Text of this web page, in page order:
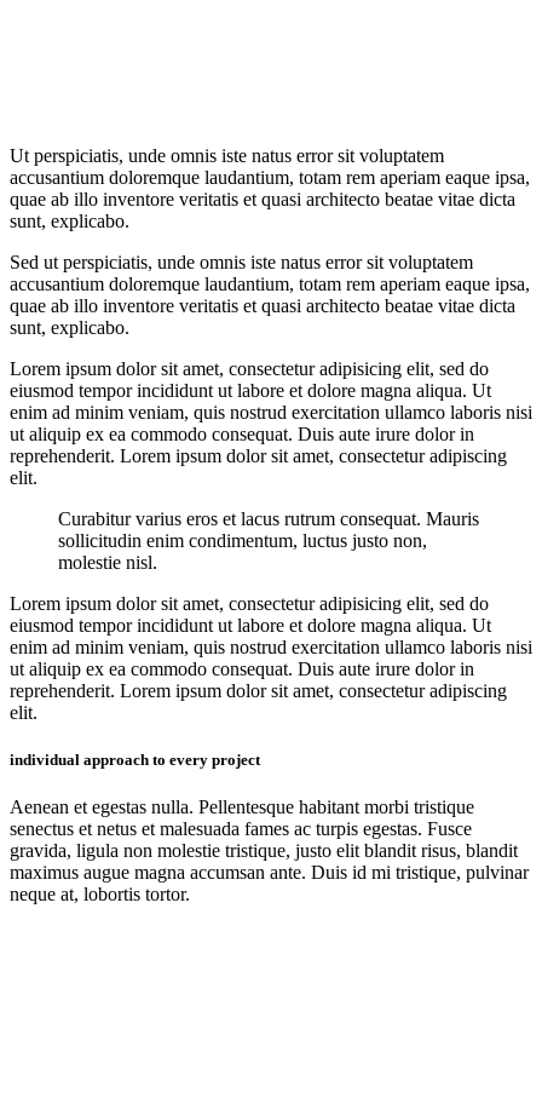
Ut perspiciatis, unde omnis iste natus error sit voluptatem
accusantium doloremque laudantium, totam rem aperiam eaque ipsa,
quae ab illo inventore veritatis et quasi architecto beatae vitae dicta
sunt, explicabo.
Sed ut perspiciatis, unde omnis iste natus error sit voluptatem
accusantium doloremque laudantium, totam rem aperiam eaque ipsa,
quae ab illo inventore veritatis et quasi architecto beatae vitae dicta
sunt, explicabo.
Lorem ipsum dolor sit amet, consectetur adipisicing elit, sed do
eiusmod tempor incididunt ut labore et dolore magna aliqua. Ut
enim ad minim veniam, quis nostrud exercitation ullamco laboris nisi
ut aliquip ex ea commodo consequat. Duis aute irure dolor in
reprehenderit. Lorem ipsum dolor sit amet, consectetur adipiscing
elit.
Curabitur varius eros et lacus rutrum consequat. Mauris
sollicitudin enim condimentum, luctus justo non,
molestie nisl.
Lorem ipsum dolor sit amet, consectetur adipisicing elit, sed do
eiusmod tempor incididunt ut labore et dolore magna aliqua. Ut
enim ad minim veniam, quis nostrud exercitation ullamco laboris nisi
ut aliquip ex ea commodo consequat. Duis aute irure dolor in
reprehenderit. Lorem ipsum dolor sit amet, consectetur adipiscing
elit.
individual approach to every project
Aenean et egestas nulla. Pellentesque habitant morbi tristique
senectus et netus et malesuada fames ac turpis egestas. Fusce
gravida, ligula non molestie tristique, justo elit blandit risus, blandit
maximus augue magna accumsan ante. Duis id mi tristique, pulvinar
neque at, lobortis tortor.